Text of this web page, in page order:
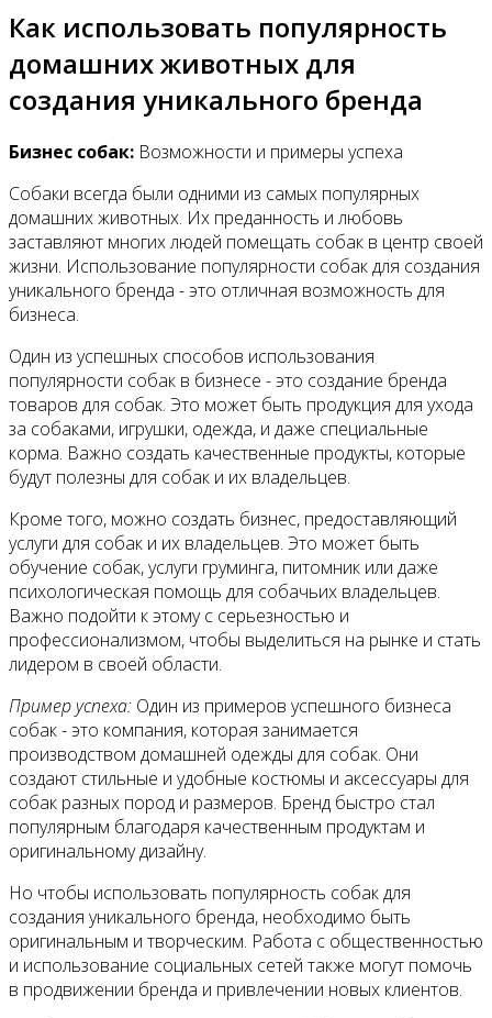
Как использовать популярность
домашних животных для
создания уникального бренда
Бизнес собак: Возможности и примеры успеха
Собаки всегда были одними из самых популярных
домашних животных. Их преданность и любовь
заставляют многих людей помещать собак в центр своей
жизни. Использование популярности собак для создания
уникального бренда - это отличная возможность для
бизнеса.
Один из успешных способов использования
популярности собак в бизнесе - это создание бренда
товаров для собак. Это может быть продукция для ухода
за собаками, игрушки, одежда, и даже специальные
корма. Важно создать качественные продукты, которые
будут полезны для собак и их владельцев.
Кроме того, можно создать бизнес, предоставляющий
услуги для собак и их владельцев. Это может быть
обучение собак, услуги груминга, питомник или даже
психологическая помощь для собачьих владельцев.
Важно подойти к этому с серьезностью и
профессионализмом, чтобы выделиться на рынке и стать
лидером в своей области.
Пример успеха: Один из примеров успешного бизнеса
собак - это компания, которая занимается
производством домашней одежды для собак. Они
создают стильные и удобные костюмы и аксессуары для
собак разных пород и размеров. Бренд быстро стал
популярным благодаря качественным продуктам и
оригинальному дизайну.
Но чтобы использовать популярность собак для
создания уникального бренда, необходимо быть
оригинальным и творческим. Работа с общественностью
и использование социальных сетей также могут помочь
в продвижении бренда и привлечении новых клиентов.